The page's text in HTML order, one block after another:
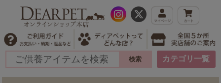
カテゴリ一覧